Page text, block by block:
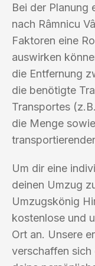
Bei der Planung
nach Râmnicu
Faktoren eine
auswirken
die Entfernung
die benötigte
Transportes
die Menge
Um dir eine
deinen Umzug
Umzugskönig
kostenlose und
Ort an. Unsere
verschaffen sich